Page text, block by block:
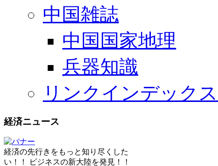
中国雑誌
中国国家地理
兵器知識
リンクインデックス
経済ニュース
経済の先行きをもっと知り尽くした
い！！ ビジネスの新大陸を発見！！